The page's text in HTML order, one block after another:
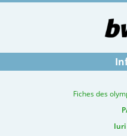
Fiches des
Iuri